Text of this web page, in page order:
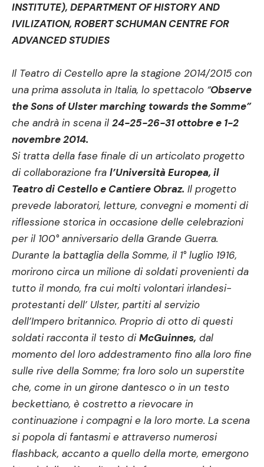
INSTITUTE), DEPARTMENT OF HISTORY AND
IVILIZATION, ROBERT SCHUMAN CENTRE FOR
ADVANCED STUDIES
Il Teatro di Cestello apre la stagione 2014/2015 con
una prima assoluta in Italia, lo spettacolo “Observe
the Sons of Ulster marching towards the Somme”
che andrà in scena il 24-25-26-31 ottobre e 1-2
novembre 2014.
Si tratta della fase finale di un articolato progetto
di collaborazione fra l’Università Europea, il
Teatro di Cestello e Cantiere Obraz. Il progetto
prevede laboratori, letture, convegni e momenti di
riflessione storica in occasione delle celebrazioni
per il 100° anniversario della Grande Guerra.
Durante la battaglia della Somme, il 1° luglio 1916,
morirono circa un milione di soldati provenienti da
tutto il mondo, fra cui molti volontari irlandesi-
protestanti dell’ Ulster, partiti al servizio
dell’Impero britannico. Proprio di otto di questi
soldati racconta il testo diMcGuinnes, dal
momento del loro addestramento fino alla loro fine
sulle rive della Somme; fra loro solo un superstite
che, come in un girone dantesco o in un testo
beckettiano, è costretto a rievocare in
continuazione i compagni e la loro morte. La scena
si popola di fantasmi e attraverso numerosi
flashback, accanto a quello della morte, emergono